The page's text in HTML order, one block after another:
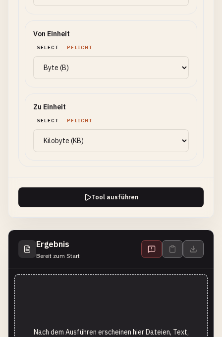
Von Einheit
SELECT PFLICHT
Zu Einheit
SELECT PFLICHT
Tool ausführen
Ergebnis
Bereit zum Start
Nach dem Ausführen erscheinen hier Dateien, Text,